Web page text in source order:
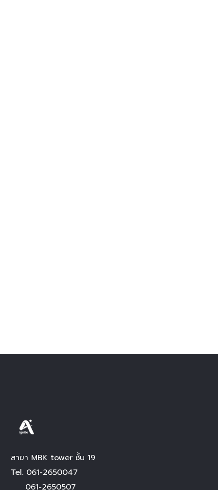
สาขา MBK tower ชั้น 19
Tel. 061-2650047
061-2650507